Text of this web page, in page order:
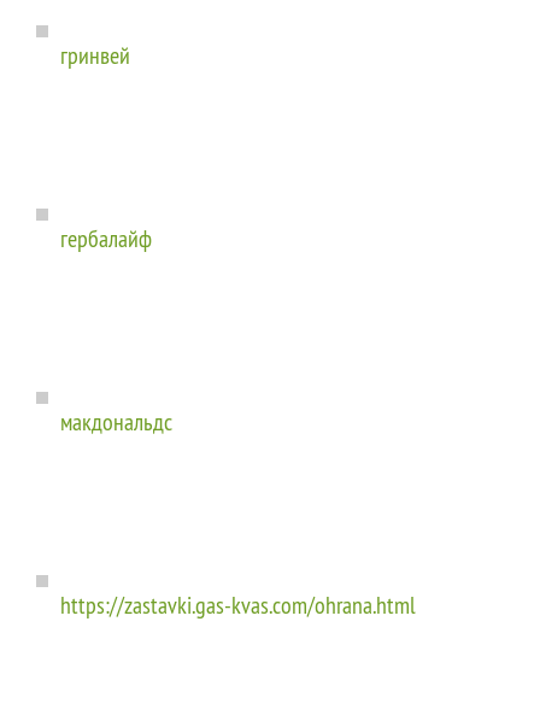
гринвей
гербалайф
макдональдс
https://zastavki.gas-kvas.com/ohrana.html